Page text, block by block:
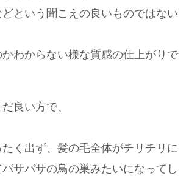
どという聞こえの良いものではない
わからない様な質感の仕上がりで
良い方で、
く出ず、髪の毛全体がチリチリに
サバサの鳥の巣みたいになってし